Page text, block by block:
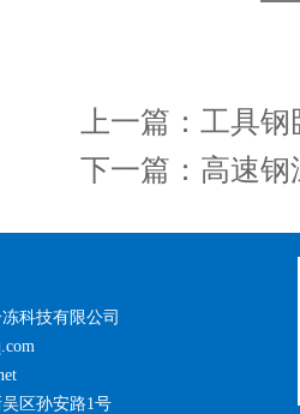
上一篇： 工具钢
下一篇： 高速钢
科技有限公司
区孙安路1号